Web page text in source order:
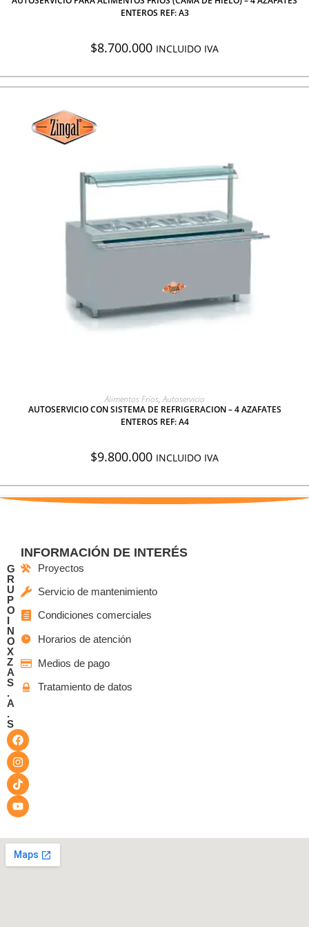
ENTEROS REF: A3
$8.700.000 INCLUIDO IVA
AGREGAR A COTIZACIÓN
Alimentos Fríos,Autoservicio
AUTOSERVICIO CON SISTEMA DE REFRIGERACION – 4 AZAFATES
ENTEROS REF: A4
$9.800.000 INCLUIDO IVA
G
R
U
P
O
I
N
O
X
Z
A
S
.
A
.
S
INFORMACIÓN DE INTERÉS
Proyectos
Servicio de mantenimiento
Condiciones comerciales
Horarios de atención
Medios de pago
Tratamiento de datos